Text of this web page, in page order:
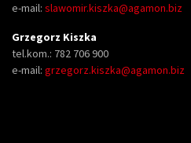
e-mail: slawomir.kiszka@agamon.biz
Grzegorz Kiszka
tel.kom.: 782 706 900
e-mail: grzegorz.kiszka@agamon.biz